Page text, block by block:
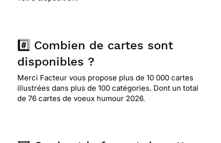
#️⃣ Combien de cartes sont
disponibles ?
Merci Facteur vous propose plus de 10 000 cartes
illustrées dans plus de 100 catégories. Dont un total
de 76 cartes de voeux humour 2026.